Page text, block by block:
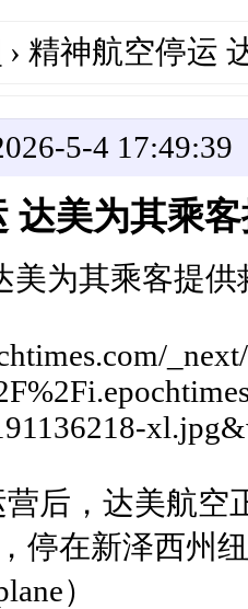
› 精神航空停运
5-4 17:49:39
达美为其乘
美为其乘客提供
后，达美航空
停在新泽西州
）